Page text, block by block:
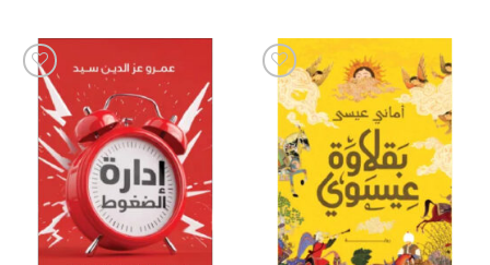
إضافة
إلى
قائمة
الرغبات
إضافة
إلى
الرغبات